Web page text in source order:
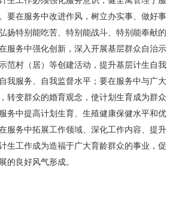
要在服务中改进作风，树立办实事、做好事
扬特别能吃苦、特别能战斗、特别能奉献的
服务中强化创新，深入开展基层群众自治示
范村（居）等创建活动，提升基层计生自我
我服务、自我监督水平；要在服务中与广大
转变群众的婚育观念，使计划生育成为群众
务中提高计划生育、生殖健康保健水平和优
服务中拓展工作领域、深化工作内容、提升
生工作成为造福于广大育龄群众的事业，促
的良好风气形成。